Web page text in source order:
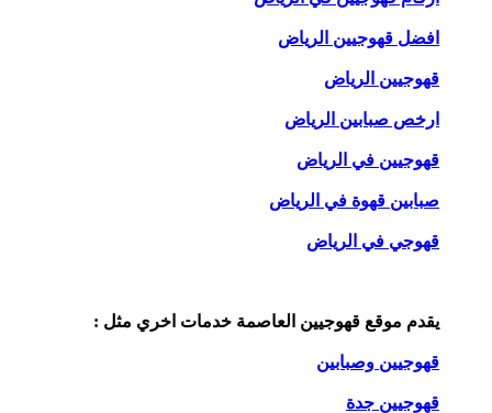
افضل قهوجيين الرياض
قهوجيين الرياض
ارخص صبابين الرياض
قهوجيين في الرياض
صبابين قهوة في الرياض
قهوجي في الرياض
يقدم موقع قهوجيين العاصمة خدمات اخري مثل :
قهوجيين وصبابين
قهوجيين جدة